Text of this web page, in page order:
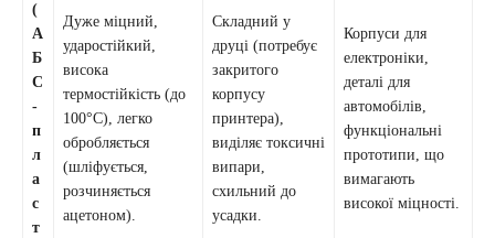
(
А
Б
С
-
п
л
а
с
т
Дуже міцний,
ударостійкий,
висока
термостійкість (до
100°C), легко
обробляється
(шліфується,
розчиняється
ацетоном).
Складний у
друці (потребує
закритого
корпусу
принтера),
виділяє токсичні
випари,
схильний до
усадки.
Корпуси для
електроніки,
деталі для
автомобілів,
функціональні
прототипи, що
вимагають
високої міцності.